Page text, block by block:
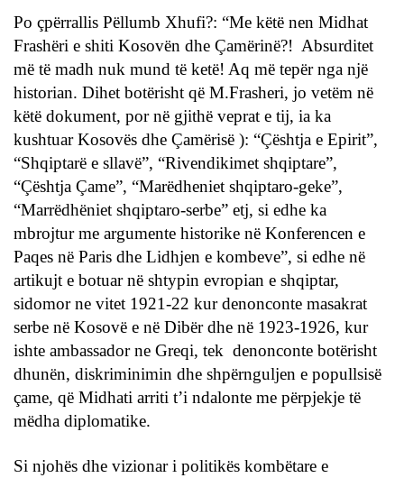
Po çpërrallis Pëllumb Xhufi?: “Me këtë nen Midhat
Frashëri e shiti Kosovën dhe Çamërinë?! Absurditet
më të madh nuk mund të ketë! Aq më tepër nga një
historian. Dihet botërisht që M.Frasheri, jo vetëm në
këtë dokument, por në gjithë veprat e tij, ia ka
kushtuar Kosovës dhe Çamërisë ): “Çështja e Epirit”,
“Shqiptarë e sllavë”, “Rivendikimet shqiptare”,
“Çështja Çame”, “Marëdheniet shqiptaro-geke”,
“Marrëdhëniet shqiptaro-serbe” etj, si edhe ka
mbrojtur me argumente historike në Konferencen e
Paqes në Paris dhe Lidhjen e kombeve”, si edhe në
artikujt e botuar në shtypin evropian e shqiptar,
sidomor ne vitet 1921-22 kur denonconte masakrat
serbe në Kosovë e në Dibër dhe në 1923-1926, kur
ishte ambassador ne Greqi, tek denonconte botërisht
dhunën, diskriminimin dhe shpërnguljen e popullsisë
çame, që Midhati arriti t’i ndalonte me përpjekje të
mëdha diplomatike.
Si njohës dhe vizionar i politikës kombëtare e